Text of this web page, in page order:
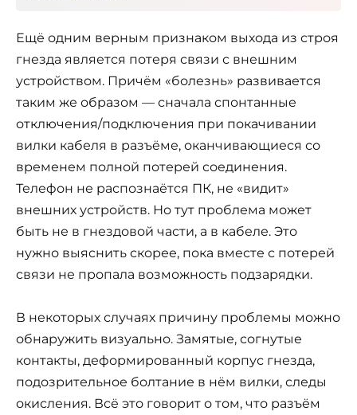
Ещё одним верным признаком выхода из строя
гнезда является потеря связи с внешним
устройством. Причём «болезнь» развивается
таким же образом — сначала спонтанные
отключения/подключения при покачивании
вилки кабеля в разъёме, оканчивающиеся со
временем полной потерей соединения.
Телефон не распознаётся ПК, не «видит»
внешних устройств. Но тут проблема может
быть не в гнездовой части, а в кабеле. Это
нужно выяснить скорее, пока вместе с потерей
связи не пропала возможность подзарядки.
В некоторых случаях причину проблемы можно
обнаружить визуально. Замятые, согнутые
контакты, деформированный корпус гнезда,
подозрительное болтание в нём вилки, следы
окисления. Всё это говорит о том, что разъём